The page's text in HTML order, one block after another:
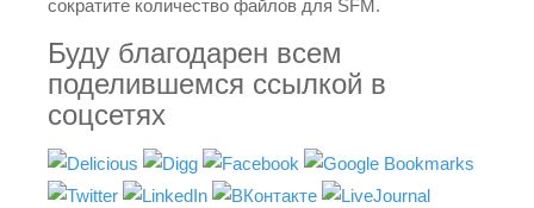
сократите количество файлов для SFM.
Буду благодарен всем
поделившемся ссылкой в
соцсетях